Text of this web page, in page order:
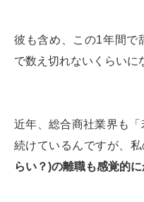
彼も含め、この1年間で
で数え切れないくらい
近年、総合商社業界も
続けているんですが、
らい？)の離職も感覚的